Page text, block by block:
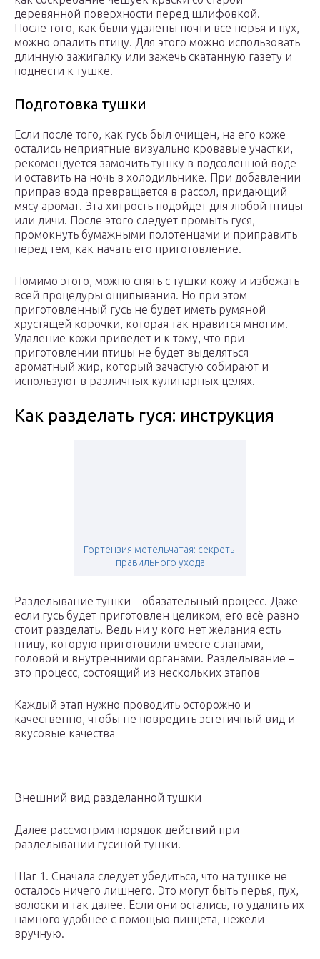
деревянной поверхности перед шлифовкой.
После того, как были удалены почти все перья и пух,
можно опалить птицу. Для этого можно использовать
длинную зажигалку или зажечь скатанную газету и
поднести к тушке.
Подготовка тушки
Если после того, как гусь был очищен, на его коже
остались неприятные визуально кровавые участки,
рекомендуется замочить тушку в подсоленной воде
и оставить на ночь в холодильнике. При добавлении
приправ вода превращается в рассол, придающий
мясу аромат. Эта хитрость подойдет для любой птицы
или дичи. После этого следует промыть гуся,
промокнуть бумажными полотенцами и приправить
перед тем, как начать его приготовление.
Помимо этого, можно снять с тушки кожу и избежать
всей процедуры ощипывания. Но при этом
приготовленный гусь не будет иметь румяной
хрустящей корочки, которая так нравится многим.
Удаление кожи приведет и к тому, что при
приготовлении птицы не будет выделяться
ароматный жир, который зачастую собирают и
используют в различных кулинарных целях.
Как разделать гуся: инструкция
Гортензия метельчатая: секреты
правильного ухода
Разделывание тушки – обязательный процесс. Даже
если гусь будет приготовлен целиком, его всё равно
стоит разделать. Ведь ни у кого нет желания есть
птицу, которую приготовили вместе с лапами,
головой и внутренними органами. Разделывание –
это процесс, состоящий из нескольких этапов
Каждый этап нужно проводить осторожно и
качественно, чтобы не повредить эстетичный вид и
вкусовые качества
Внешний вид разделанной тушки
Далее рассмотрим порядок действий при
разделывании гусиной тушки.
Шаг 1. Сначала следует убедиться, что на тушке не
осталось ничего лишнего. Это могут быть перья, пух,
волоски и так далее. Если они остались, то удалить их
намного удобнее с помощью пинцета, нежели
вручную.